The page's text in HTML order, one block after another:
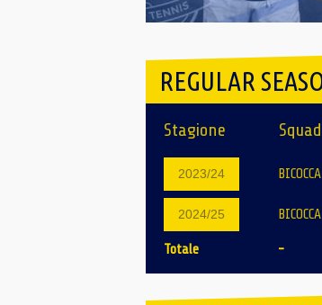
REGULAR
Stagione
2023/24
2024/25
Totale -